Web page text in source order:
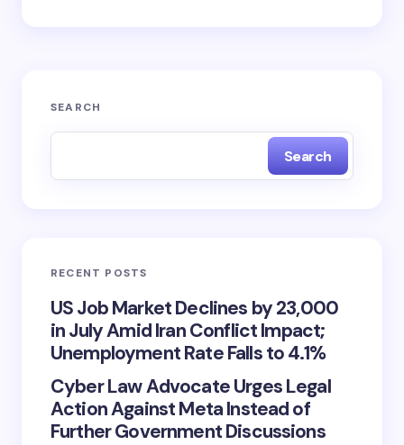
SEARCH
Search
RECENT POSTS
US Job Market Declines by 23,000
in July Amid Iran Conflict Impact;
Unemployment Rate Falls to 4.1%
Cyber Law Advocate Urges Legal
Action Against Meta Instead of
Further Government Discussions